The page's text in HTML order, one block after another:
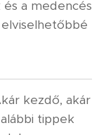
a medencés
kezdő, akár
tippek